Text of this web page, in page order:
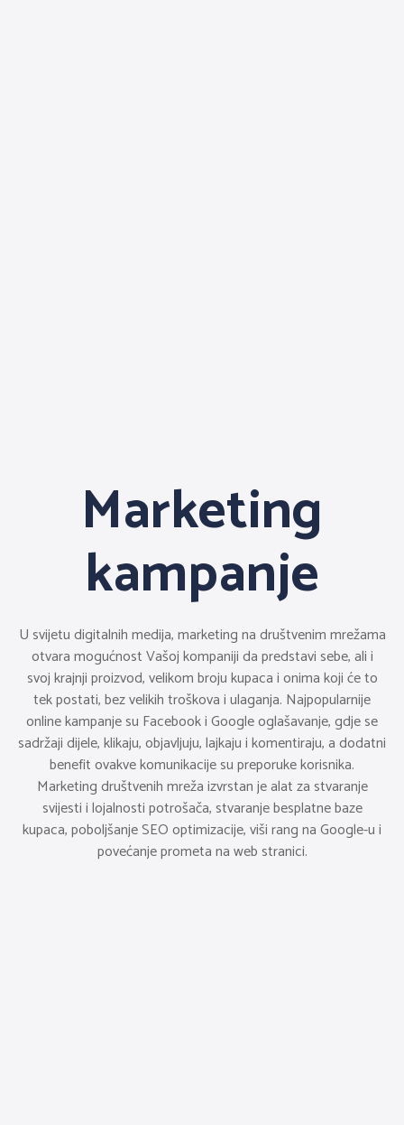
Marketing
kampanje
U svijetu digitalnih medija, marketing na društvenim mrežama
otvara mogućnost Vašoj kompaniji da predstavi sebe, ali i
svoj krajnji proizvod, velikom broju kupaca i onima koji će to
tek postati, bez velikih troškova i ulaganja. Najpopularnije
online kampanje su Facebook i Google oglašavanje, gdje se
sadržaji dijele, klikaju, objavljuju, lajkaju i komentiraju, a dodatni
benefit ovakve komunikacije su preporuke korisnika.
Marketing društvenih mreža izvrstan je alat za stvaranje
svijesti i lojalnosti potrošača, stvaranje besplatne baze
kupaca, poboljšanje SEO optimizacije, viši rang na Google-u i
povećanje prometa na web stranici.